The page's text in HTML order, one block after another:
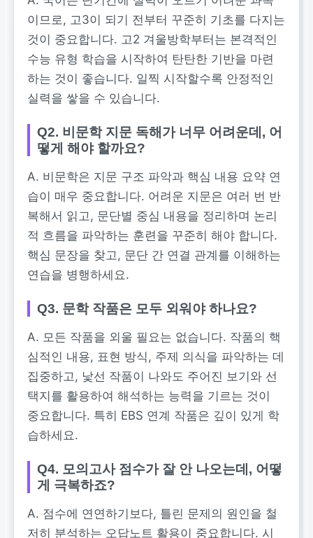
이므로, 고3이 되기 전부터 꾸준히 기초를 다지는
것이 중요합니다. 고2 겨울방학부터는 본격적인
수능 유형 학습을 시작하여 탄탄한 기반을 마련
하는 것이 좋습니다. 일찍 시작할수록 안정적인
실력을 쌓을 수 있습니다.
Q2. 비문학 지문 독해가 너무 어려운데, 어
떻게 해야 할까요?
A. 비문학은 지문 구조 파악과 핵심 내용 요약 연
습이 매우 중요합니다. 어려운 지문은 여러 번 반
복해서 읽고, 문단별 중심 내용을 정리하며 논리
적 흐름을 파악하는 훈련을 꾸준히 해야 합니다.
핵심 문장을 찾고, 문단 간 연결 관계를 이해하는
연습을 병행하세요.
Q3. 문학 작품은 모두 외워야 하나요?
A. 모든 작품을 외울 필요는 없습니다. 작품의 핵
심적인 내용, 표현 방식, 주제 의식을 파악하는 데
집중하고, 낯선 작품이 나와도 주어진 보기와 선
택지를 활용하여 해석하는 능력을 기르는 것이
중요합니다. 특히 EBS 연계 작품은 깊이 있게 학
습하세요.
Q4. 모의고사 점수가 잘 안 나오는데, 어떻
게 극복하죠?
A. 점수에 연연하기보다, 틀린 문제의 원인을 철
저히 분석하는 오답노트 활용이 중요합니다. 시